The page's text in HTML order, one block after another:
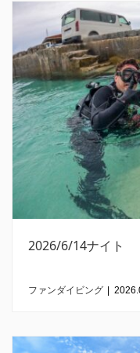
2026/6/14ナイト
ファンダイビング